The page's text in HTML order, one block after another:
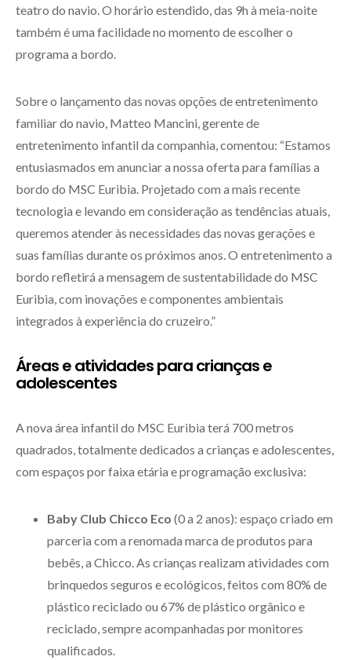
teatro do navio. O horário estendido, das 9h à meia-noite
também é uma facilidade no momento de escolher o
programa a bordo.
Sobre o lançamento das novas opções de entretenimento
familiar do navio, Matteo Mancini, gerente de
entretenimento infantil da companhia, comentou: “Estamos
entusiasmados em anunciar a nossa oferta para famílias a
bordo do MSC Euribia. Projetado com a mais recente
tecnologia e levando em consideração as tendências atuais,
queremos atender às necessidades das novas gerações e
suas famílias durante os próximos anos. O entretenimento a
bordo refletirá a mensagem de sustentabilidade do MSC
Euribia, com inovações e componentes ambientais
integrados à experiência do cruzeiro.”
Áreas e atividades para crianças e
adolescentes
A nova área infantil do MSC Euribia terá 700 metros
quadrados, totalmente dedicados a crianças e adolescentes,
com espaços por faixa etária e programação exclusiva:
Baby Club Chicco Eco (0 a 2 anos): espaço criado em
parceria com a renomada marca de produtos para
bebês, a Chicco. As crianças realizam atividades com
brinquedos seguros e ecológicos, feitos com 80% de
plástico reciclado ou 67% de plástico orgânico e
reciclado, sempre acompanhadas por monitores
qualificados.